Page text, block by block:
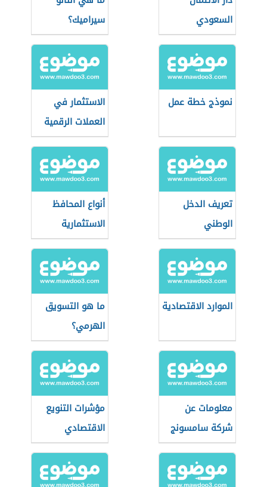
السعودي
سيراميك؟
نموذج خطة عمل
الاستثمار في
العملات الرقمية
تعريف الدخل
الوطني
أنواع المحافظ
الاستثمارية
الموارد الاقتصادية
ما هو التسويق
الهرمي؟
معلومات عن
شركة سامسونج
مؤشرات التنويع
الاقتصادي